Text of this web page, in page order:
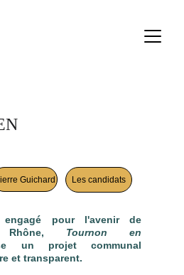
engagé pour l'avenir de
Rhône, Tournon en
un projet communal
et transparent.
Guichard Les candidats